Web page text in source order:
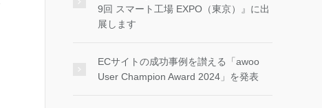
9回 スマート工場 EXPO（東京）』に出
展します
ECサイトの成功事例を讃える「awoo
User Champion Award 2024」を発表